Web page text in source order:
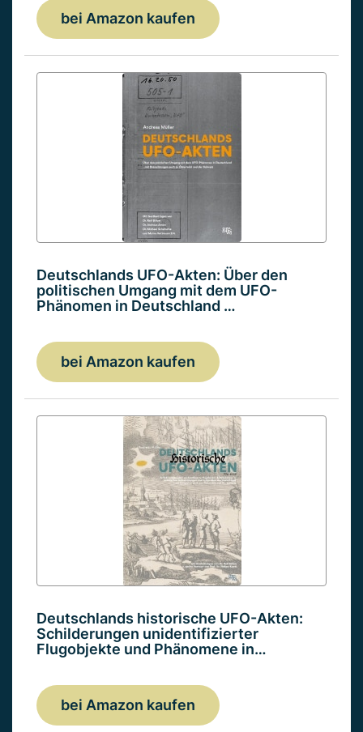
bei Amazon kaufen
Deutschlands UFO-Akten: Über den
politischen Umgang mit dem UFO-
Phänomen in Deutschland …
bei Amazon kaufen
Deutschlands historische UFO-Akten:
Schilderungen unidentifizierter
Flugobjekte und Phänomene in…
bei Amazon kaufen